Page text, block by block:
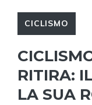
CICLISMO
RITIRA:
LA SUA